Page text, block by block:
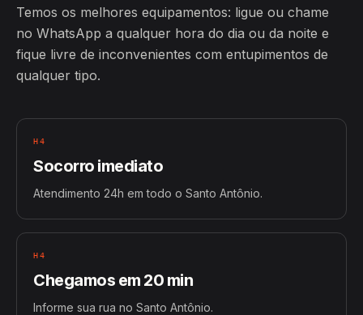
Temos os melhores equipamentos: ligue ou chame
no WhatsApp a qualquer hora do dia ou da noite e
fique livre de inconvenientes com entupimentos de
qualquer tipo.
H4
Socorro imediato
Atendimento 24h em todo o Santo Antônio.
H4
Chegamos em 20 min
Informe sua rua no Santo Antônio.